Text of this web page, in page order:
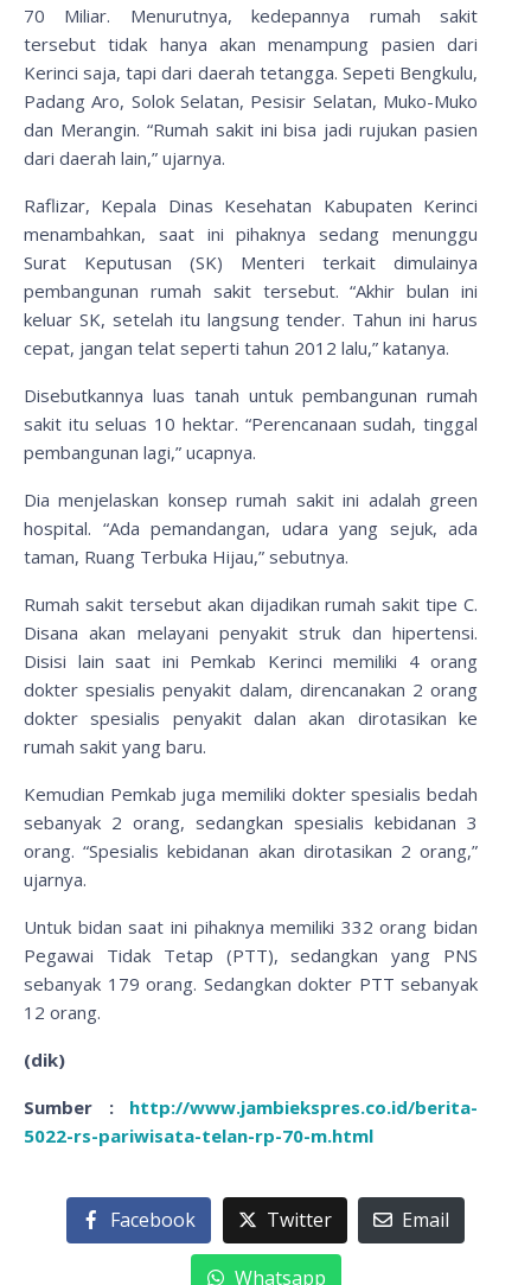
70 Miliar. Menurutnya, kedepannya rumah sakit
tersebut tidak hanya akan menampung pasien dari
Kerinci saja, tapi dari daerah tetangga. Sepeti Bengkulu,
Padang Aro, Solok Selatan, Pesisir Selatan, Muko-Muko
dan Merangin. “Rumah sakit ini bisa jadi rujukan pasien
dari daerah lain,” ujarnya.
Raflizar, Kepala Dinas Kesehatan Kabupaten Kerinci
menambahkan, saat ini pihaknya sedang menunggu
Surat Keputusan (SK) Menteri terkait dimulainya
pembangunan rumah sakit tersebut. “Akhir bulan ini
keluar SK, setelah itu langsung tender. Tahun ini harus
cepat, jangan telat seperti tahun 2012 lalu,” katanya.
Disebutkannya luas tanah untuk pembangunan rumah
sakit itu seluas 10 hektar. “Perencanaan sudah, tinggal
pembangunan lagi,” ucapnya.
Dia menjelaskan konsep rumah sakit ini adalah green
hospital. “Ada pemandangan, udara yang sejuk, ada
taman, Ruang Terbuka Hijau,” sebutnya.
Rumah sakit tersebut akan dijadikan rumah sakit tipe C.
Disana akan melayani penyakit struk dan hipertensi.
Disisi lain saat ini Pemkab Kerinci memiliki 4 orang
dokter spesialis penyakit dalam, direncanakan 2 orang
dokter spesialis penyakit dalan akan dirotasikan ke
rumah sakit yang baru.
Kemudian Pemkab juga memiliki dokter spesialis bedah
sebanyak 2 orang, sedangkan spesialis kebidanan 3
orang. “Spesialis kebidanan akan dirotasikan 2 orang,”
ujarnya.
Untuk bidan saat ini pihaknya memiliki 332 orang bidan
Pegawai Tidak Tetap (PTT), sedangkan yang PNS
sebanyak 179 orang. Sedangkan dokter PTT sebanyak
12 orang.
(dik)
Sumber : http://www.jambiekspres.co.id/berita-
5022-rs-pariwisata-telan-rp-70-m.html
Facebook Twitter Email
Whatsapp